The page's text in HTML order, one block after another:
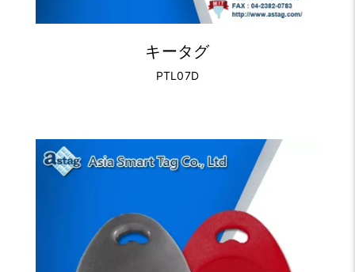
キータグ
PTL07D